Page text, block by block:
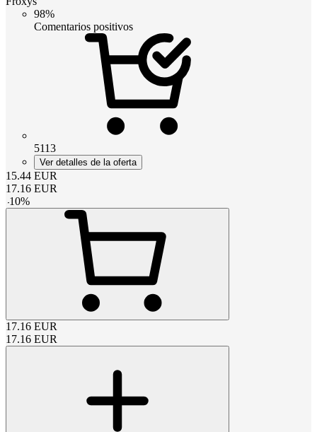
98%
Comentarios positivos
5113
Ver detalles de la oferta
15.44 EUR
17.16 EUR
-10%
17.16 EUR
17.16 EUR